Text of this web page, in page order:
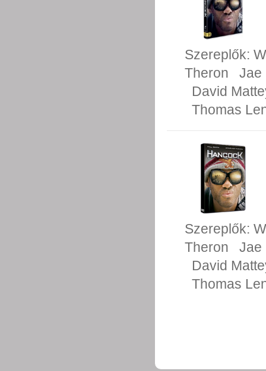
Szereplők:
Theron
Jae
David
Thomas
Szereplők:
Theron
Jae
David
Thomas